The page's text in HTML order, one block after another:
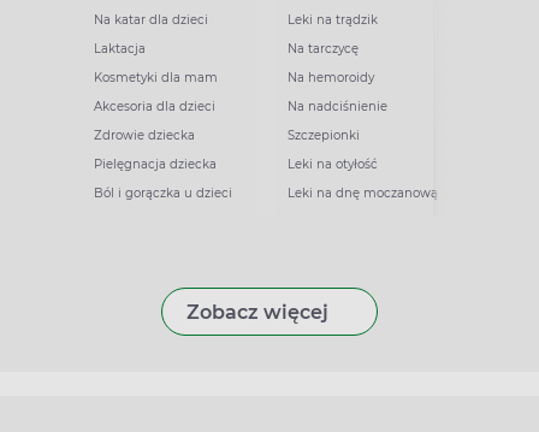
Na katar dla dzieci
Laktacja
Kosmetyki dla mam
Akcesoria dla dzieci
Zdrowie dziecka
Pielęgnacja dziecka
Ból i gorączka u dzieci
Leki na trądzik
Na tarczycę
Na hemoroidy
Na nadciśnienie
Szczepionki
Leki na otyłość
Leki na dnę moczanową
Zobacz więcej